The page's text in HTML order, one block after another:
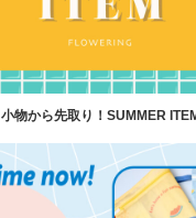
小物から先取り！SUMMER